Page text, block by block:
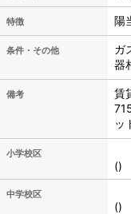
特徴 陽
条件・その他
ガ
器
備考
賃
ッ
小学校区
()
中学校区
()